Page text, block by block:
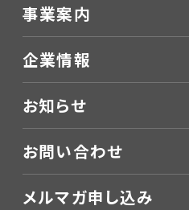
事業案内
企業情報
お知らせ
お問い合わせ
メルマガ申し込み